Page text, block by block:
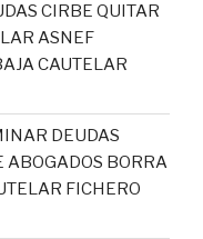
CIRBE QUITAR
ASNEF
CAUTELAR
DEUDAS
ABOGADOS BORRA
FICHERO